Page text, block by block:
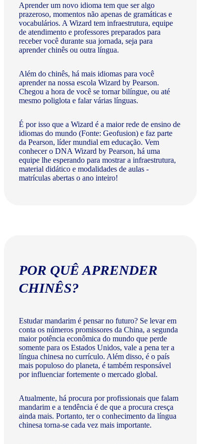
Aprender um novo idioma tem que ser algo
prazeroso, momentos não apenas de gramáticas e
vocabulários. A Wizard tem infraestrutura, equipe
de atendimento e professores preparados para
receber você durante sua jornada, seja para
aprender chinês ou outra língua.
Além do chinês, há mais idiomas para você
aprender na nossa escola Wizard by Pearson.
Chegou a hora de você se tornar bilíngue, ou até
mesmo poliglota e falar várias línguas.
É por isso que a Wizard é a maior rede de ensino de
idiomas do mundo (Fonte: Geofusion) e faz parte
da Pearson, líder mundial em educação. Vem
conhecer o DNA Wizard by Pearson, há uma
equipe lhe esperando para mostrar a infraestrutura,
material didático e modalidades de aulas -
matrículas abertas o ano inteiro!
POR QUÊ APRENDER
CHINÊS?
Estudar mandarim é pensar no futuro? Se levar em
conta os números promissores da China, a segunda
maior potência econômica do mundo que perde
somente para os Estados Unidos, vale a pena ter a
língua chinesa no currículo. Além disso, é o país
mais populoso do planeta, é também responsável
por influenciar fortemente o mercado global.
Atualmente, há procura por profissionais que falam
mandarim e a tendência é de que a procura cresça
ainda mais. Portanto, ter o conhecimento da língua
chinesa torna-se cada vez mais importante.